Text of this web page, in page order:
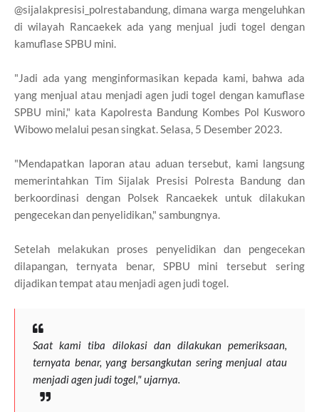
@sijalakpresisi_polrestabandung, dimana warga mengeluhkan
di wilayah Rancaekek ada yang menjual judi togel dengan
kamuflase SPBU mini.
"Jadi ada yang menginformasikan kepada kami, bahwa ada
yang menjual atau menjadi agen judi togel dengan kamuflase
SPBU mini," kata Kapolresta Bandung Kombes Pol Kusworo
Wibowo melalui pesan singkat. Selasa, 5 Desember 2023.
"Mendapatkan laporan atau aduan tersebut, kami langsung
memerintahkan Tim Sijalak Presisi Polresta Bandung dan
berkoordinasi dengan Polsek Rancaekek untuk dilakukan
pengecekan dan penyelidikan," sambungnya.
Setelah melakukan proses penyelidikan dan pengecekan
dilapangan, ternyata benar, SPBU mini tersebut sering
dijadikan tempat atau menjadi agen judi togel.
Saat kami tiba dilokasi dan dilakukan pemeriksaan,
ternyata benar, yang bersangkutan sering menjual atau
menjadi agen judi togel," ujarnya.